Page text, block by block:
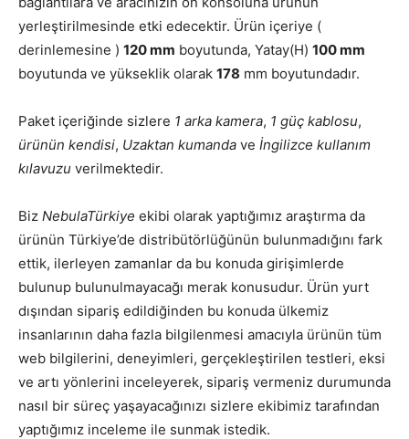
yerleştirilmesinde etki edecektir. Ürün içeriye (
derinlemesine ) 120 mm boyutunda, Yatay(H) 100 mm
boyutunda ve yükseklik olarak 178 mm boyutundadır.
Paket içeriğinde sizlere 1 arka kamera, 1 güç kablosu,
ürünün kendisi, Uzaktan kumanda ve İngilizce kullanım
kılavuzu verilmektedir.
Biz NebulaTürkiye ekibi olarak yaptığımız araştırma da
ürünün Türkiye’de distribütörlüğünün bulunmadığını fark
ettik, ilerleyen zamanlar da bu konuda girişimlerde
bulunup bulunulmayacağı merak konusudur. Ürün yurt
dışından sipariş edildiğinden bu konuda ülkemiz
insanlarının daha fazla bilgilenmesi amacıyla ürünün tüm
web bilgilerini, deneyimleri, gerçekleştirilen testleri, eksi
ve artı yönlerini inceleyerek, sipariş vermeniz durumunda
nasıl bir süreç yaşayacağınızı sizlere ekibimiz tarafından
yaptığımız inceleme ile sunmak istedik.